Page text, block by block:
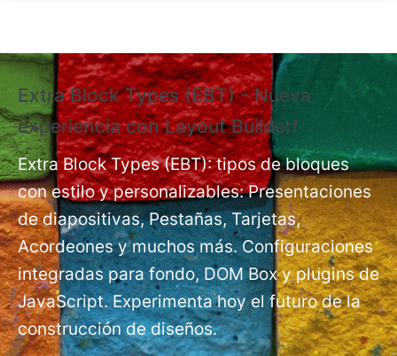
Extra Block Types (EBT) - Nueva
experiencia con Layout Builder❗
Extra Block Types (EBT): tipos de bloques
con estilo y personalizables: Presentaciones
de diapositivas, Pestañas, Tarjetas,
Acordeones y muchos más. Configuraciones
integradas para fondo, DOM Box y plugins de
JavaScript. Experimenta hoy el futuro de la
construcción de diseños.